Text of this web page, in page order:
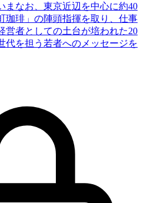
まなお、東京近辺を中心に約40
珈琲」の陣頭指揮を取り、仕事
営者としての土台が培われた20
代を担う若者へのメッセージを